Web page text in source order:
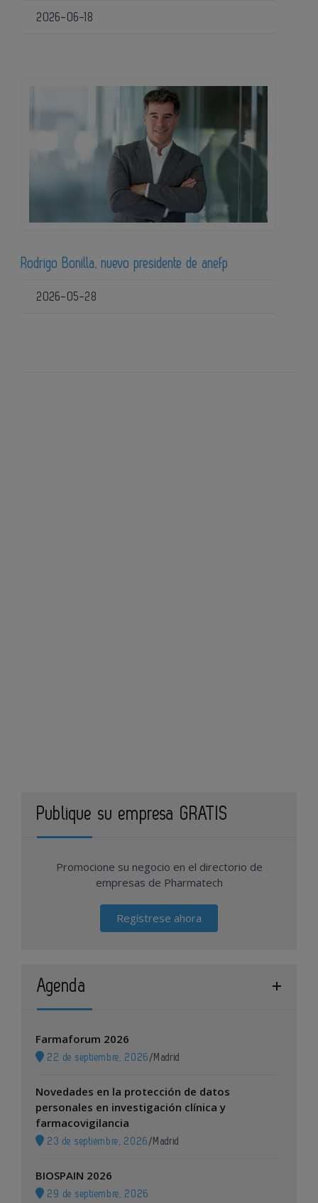
2026-06-18
Rodrigo Bonilla, nuevo presidente de anefp
2026-05-28
Publique su empresa GRATIS
Promocione su negocio en el directorio de
empresas de Pharmatech
Regístrese ahora
Agenda
Farmaforum 2026
22 de septiembre, 2026 / Madrid
Novedades en la protección de datos
personales en investigación clínica y
farmacovigilancia
23 de septiembre, 2026 / Madrid
BIOSPAIN 2026
29 de septiembre, 2026